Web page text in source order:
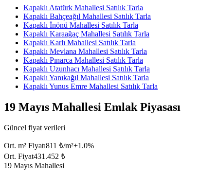
Kapaklı Atatürk Mahallesi Satılık Tarla
Kapaklı Bahçeağıl Mahallesi Satılık Tarla
Kapaklı İnönü Mahallesi Satılık Tarla
Kapaklı Karaağaç Mahallesi Satılık Tarla
Kapaklı Karlı Mahallesi Satılık Tarla
Kapaklı Mevlana Mahallesi Satılık Tarla
Kapaklı Pınarca Mahallesi Satılık Tarla
Kapaklı Uzunhacı Mahallesi Satılık Tarla
Kapaklı Yanıkağıl Mahallesi Satılık Tarla
Kapaklı Yunus Emre Mahallesi Satılık Tarla
19 Mayıs Mahallesi Emlak Piyasası
Güncel fiyat verileri
Ort. m² Fiyatı811 ₺/m²+1.0%
Ort. Fiyat431.452 ₺
19 Mayıs Mahallesi